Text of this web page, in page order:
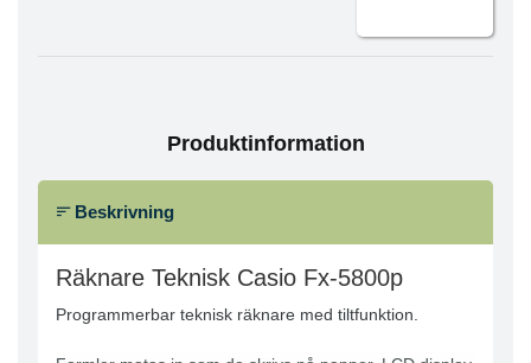
Produktinformation
Beskrivning
Räknare Teknisk Casio Fx-5800p
Programmerbar teknisk räknare med tiltfunktion.